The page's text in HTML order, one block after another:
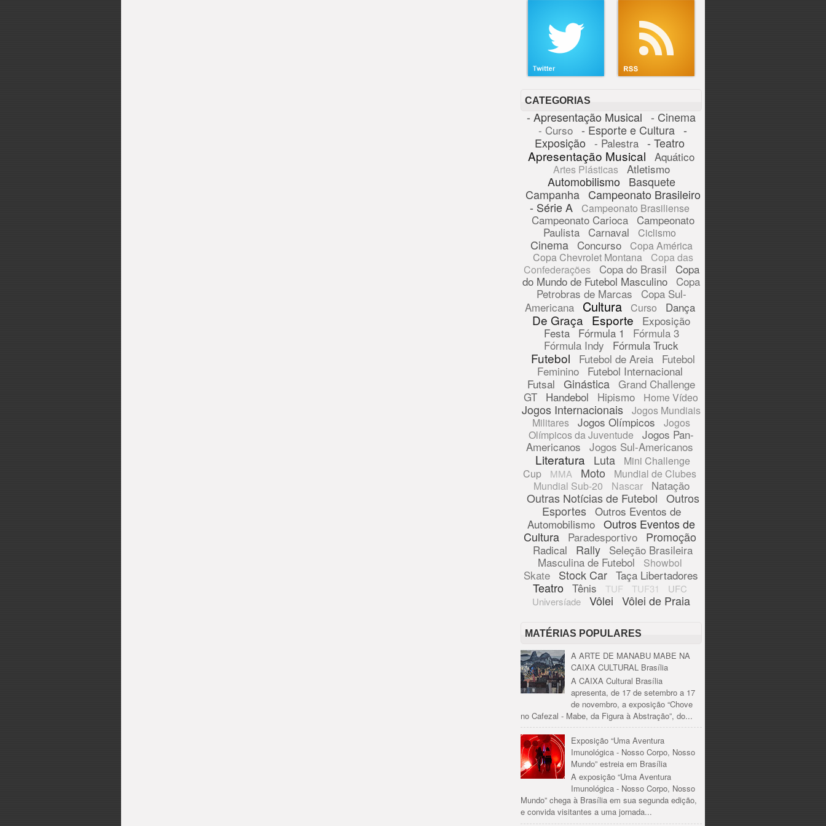
CATEGORIAS
- Apresentação Musical - Cinema
- Curso - Esporte e Cultura -
Exposição - Palestra - Teatro
Apresentação Musical Aquático
Artes Plásticas Atletismo
Automobilismo
Basquete
Campanha Campeonato Brasileiro
- Série A
Campeonato Brasiliense
Campeonato Carioca
Campeonato
Paulista Carnaval Ciclismo
Cinema Concurso
Copa América
Copa Chevrolet Montana
Copa das
Confederações
Copa do Brasil Copa
do Mundo de Futebol Masculino Copa
Petrobras de Marcas
Copa Sul-
Americana
Cultura Curso Dança
De Graça Esporte
Exposição
Festa
Fórmula 1
Fórmula 3
Fórmula Indy
Fórmula Truck
Futebol Futebol de Areia
Futebol
Feminino
Futebol Internacional
Futsal Ginástica Grand Challenge
GT Handebol Hipismo Home Vídeo
Jogos Internacionais
Jogos Mundiais
Militares
Jogos Olímpicos
Jogos
Olímpicos da Juventude
Jogos Pan-
Americanos Jogos Sul-Americanos
Literatura Luta
Mini Challenge
Cup
MMA Moto
Mundial de Clubes
Mundial Sub-20
Nascar Natação
Outras Notícias de Futebol Outros
Esportes Outros Eventos de
Automobilismo Outros Eventos de
Cultura
Paradesportivo Promoção
Radical Rally Seleção Brasileira
Masculina de Futebol
Showbol
Skate Stock Car Taça Libertadores
Teatro Tênis TUF TUF31
UFC
Universíade
Vôlei Vôlei de Praia
MATÉRIAS POPULARES
A ARTE DE MANABU MABE NA
CAIXA CULTURAL Brasília
A CAIXA Cultural Brasília
apresenta, de 17 de setembro a 17
de novembro, a exposição “Chove
no Cafezal - Mabe, da Figura à Abstração”, do...
Exposição “Uma Aventura
Imunológica - Nosso Corpo, Nosso
Mundo” estreia em Brasília
A exposição “Uma Aventura
Imunológica - Nosso Corpo, Nosso
Mundo” chega à Brasília em sua segunda edição,
e convida visitantes a uma jornada...